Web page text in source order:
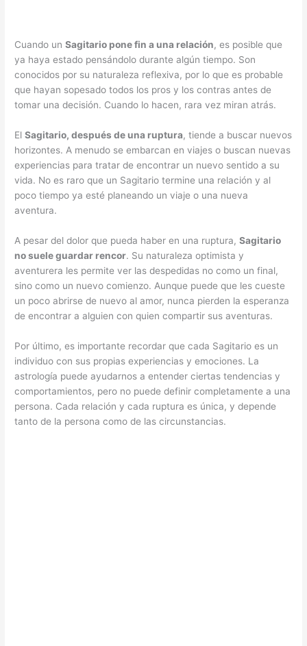
Cuando unSagitario pone fin a una relación, es posible que
ya haya estado pensándolo durante algún tiempo. Son
conocidos por su naturaleza reflexiva, por lo que es probable
que hayan sopesado todos los pros y los contras antes de
tomar una decisión. Cuando lo hacen, rara vez miran atrás.
ElSagitario, después de una ruptura, tiende a buscar nuevos
horizontes. A menudo se embarcan en viajes o buscan nuevas
experiencias para tratar de encontrar un nuevo sentido a su
vida. No es raro que un Sagitario termine una relación y al
poco tiempo ya esté planeando un viaje o una nueva
aventura.
A pesar del dolor que pueda haber en una ruptura,Sagitario
no suele guardar rencor. Su naturaleza optimista y
aventurera les permite ver las despedidas no como un final,
sino como un nuevo comienzo. Aunque puede que les cueste
un poco abrirse de nuevo al amor, nunca pierden la esperanza
de encontrar a alguien con quien compartir sus aventuras.
Por último, es importante recordar que cada Sagitario es un
individuo con sus propias experiencias y emociones. La
astrología puede ayudarnos a entender ciertas tendencias y
comportamientos, pero no puede definir completamente a una
persona. Cada relación y cada ruptura es única, y depende
tanto de la persona como de las circunstancias.